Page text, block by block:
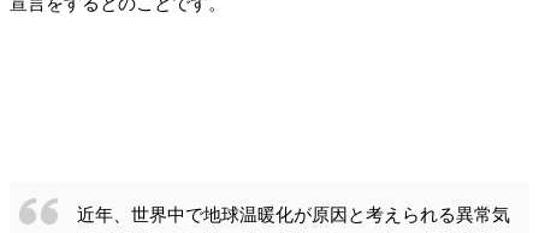
宣言をするとのことです。
近年、世界中で地球温暖化が原因と考えられる異常気